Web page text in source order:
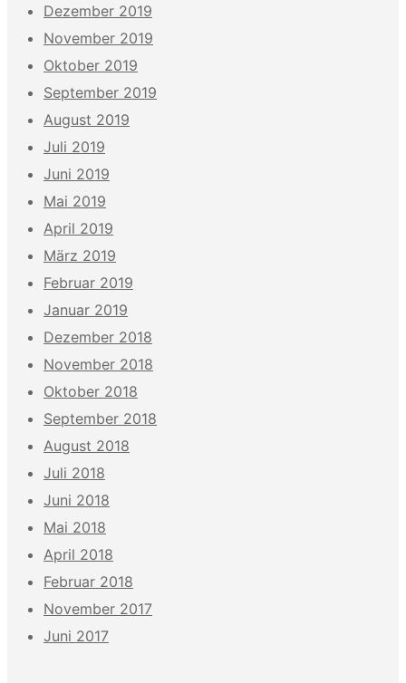
Dezember 2019
November 2019
Oktober 2019
September 2019
August 2019
Juli 2019
Juni 2019
Mai 2019
April 2019
März 2019
Februar 2019
Januar 2019
Dezember 2018
November 2018
Oktober 2018
September 2018
August 2018
Juli 2018
Juni 2018
Mai 2018
April 2018
Februar 2018
November 2017
Juni 2017